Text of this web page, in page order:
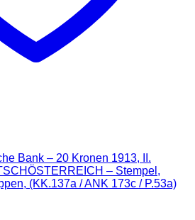
Bank – 20 Kronen 1913, II.
– Stempel,
(KK.137a / ANK 173c / P.53a)